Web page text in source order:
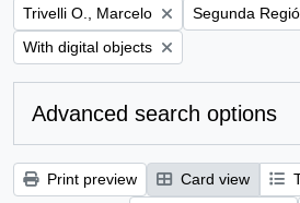
Remove filter:
Trivelli O., Marcelo Remove filter:
Segunda
Remove filter:
With digital objects
Advanced search options
Print preview Card view